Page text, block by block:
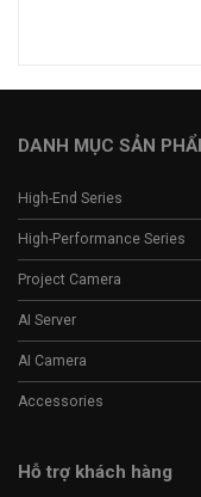
DANH MỤC SẢN
High-End Series
High-Performance Series
Project Camera
AI Server
AI Camera
Accessories
Hỗ trợ khách hàng